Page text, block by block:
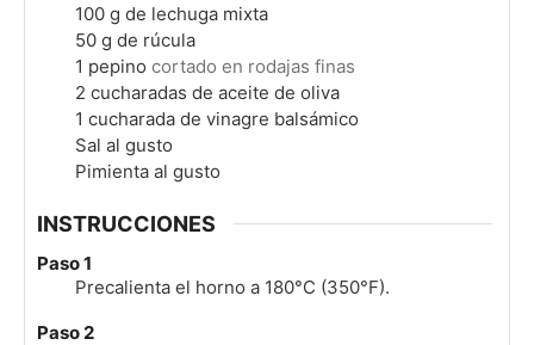
100 g de lechuga mixta
50 g de rúcula
1 pepino cortado en rodajas finas
2 cucharadas de aceite de oliva
1 cucharada de vinagre balsámico
Sal al gusto
Pimienta al gusto
INSTRUCCIONES
Paso 1
Precalienta el horno a 180°C (350°F).
Paso 2